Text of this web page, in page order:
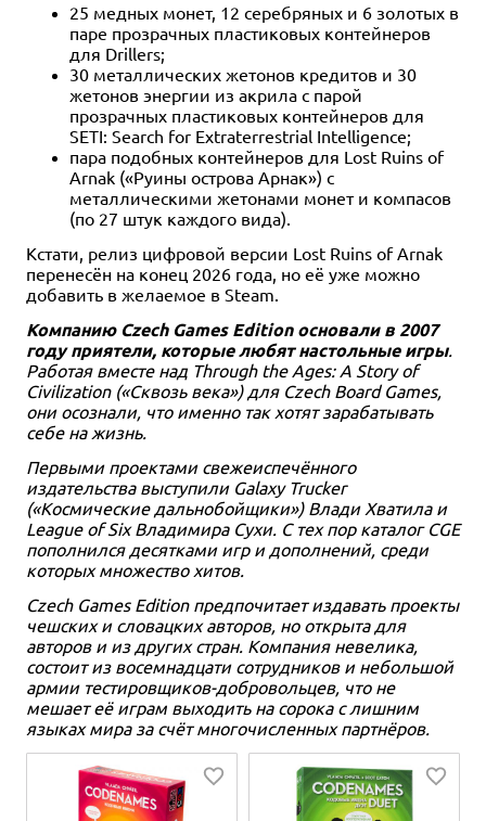
25 медных монет, 12 серебряных и 6 золотых в
паре прозрачных пластиковых контейнеров
для Drillers;
30 металлических жетонов кредитов и 30
жетонов энергии из акрила с парой
прозрачных пластиковых контейнеров для
SETI: Search for Extraterrestrial Intelligence;
пара подобных контейнеров для Lost Ruins of
Arnak («Руины острова Арнак») с
металлическими жетонами монет и компасов
(по 27 штук каждого вида).
Кстати, релиз цифровой версии Lost Ruins of Arnak
перенесён на конец 2026 года, но её уже можно
добавить в желаемое в Steam.
Компанию Czech Games Edition основали в 2007
году приятели, которые любят настольные игры.
Работая вместе над Through the Ages: A Story of
Civilization («Сквозь века») для Czech Board Games,
они осознали, что именно так хотят зарабатывать
себе на жизнь.
Первыми проектами свежеиспечённого
издательства выступили Galaxy Trucker
(«Космические дальнобойщики») Влади Хватила и
League of Six Владимира Сухи. С тех пор каталог CGE
пополнился десятками игр и дополнений, среди
которых множество хитов.
Czech Games Edition предпочитает издавать проекты
чешских и словацких авторов, но открыта для
авторов и из других стран. Компания невелика,
состоит из восемнадцати сотрудников и небольшой
армии тестировщиков-добровольцев, что не
мешает её играм выходить на сорока с лишним
языках мира за счёт многочисленных партнёров.